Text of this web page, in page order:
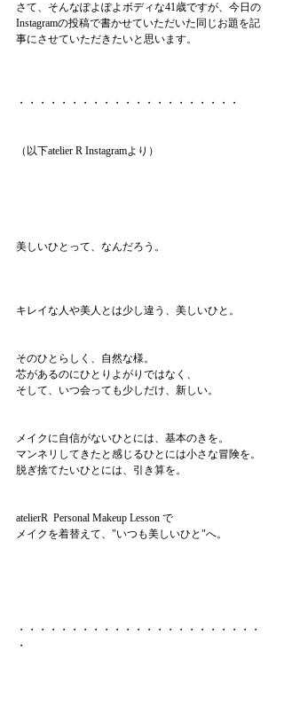
さて、そんなぽよぽよボディな41歳ですが、今日の
Instagramの投稿で書かせていただいた同じお題を記
事にさせていただきたいと思います。
・・・・・・・・・・・・・・・・・・・・・
（以下atelier R Instagramより）
美しいひとって、なんだろう。
キレイな人や美人とは少し違う、美しいひと。
そのひとらしく、自然な様。
芯があるのにひとりよがりではなく、
そして、いつ会っても少しだけ、新しい。
メイクに自信がないひとには、基本のきを。
マンネリしてきたと感じるひとには小さな冒険を。
脱ぎ捨てたいひとには、引き算を。
atelierR  Personal Makeup Lesson で
メイクを着替えて、"いつも美しいひと"へ。
・・・・・・・・・・・・・・・・・・・・・・・
・